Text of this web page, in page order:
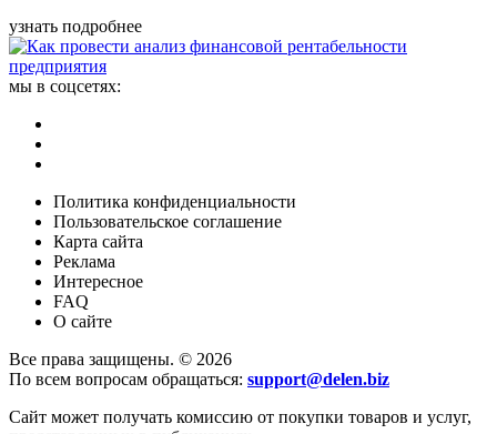
узнать подробнее
мы в соцсетях:
Политика конфиденциальности
Пользовательское соглашение
Карта сайта
Реклама
Интересное
FAQ
О сайте
Все права защищены. © 2026
По всем вопросам обращаться: support@delen.biz
Сайт может получать комиссию от покупки товаров и услуг,